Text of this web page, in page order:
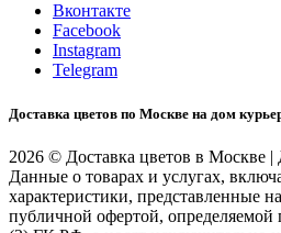
Вконтакте
Facebook
Instagram
Telegram
Доставка цветов по Москве на дом
2026 © Доставка цветов в Москве |
Данные о товарах и услугах,
характеристики, представленные
публичной офертой,